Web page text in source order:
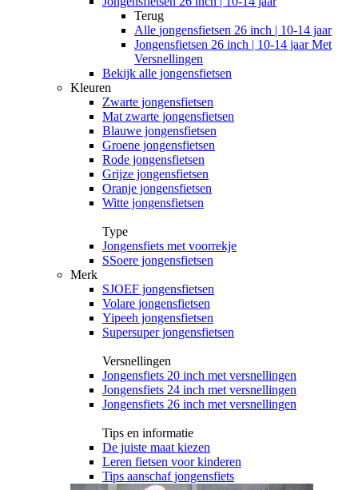
Terug
Alle jongensfietsen 26 inch | 10-14 jaar
Jongensfietsen 26 inch | 10-14 jaar Met
Versnellingen
Bekijk alle jongensfietsen
Kleuren
Zwarte jongensfietsen
Mat zwarte jongensfietsen
Blauwe jongensfietsen
Groene jongensfietsen
Rode jongensfietsen
Grijze jongensfietsen
Oranje jongensfietsen
Witte jongensfietsen
Type
Jongensfiets met voorrekje
SSoere jongensfietsen
Merk
SJOEF jongensfietsen
Volare jongensfietsen
Yipeeh jongensfietsen
Supersuper jongensfietsen
Versnellingen
Jongensfiets 20 inch met versnellingen
Jongensfiets 24 inch met versnellingen
Jongensfiets 26 inch met versnellingen
Tips en informatie
De juiste maat kiezen
Leren fietsen voor kinderen
Tips aanschaf jongensfiets